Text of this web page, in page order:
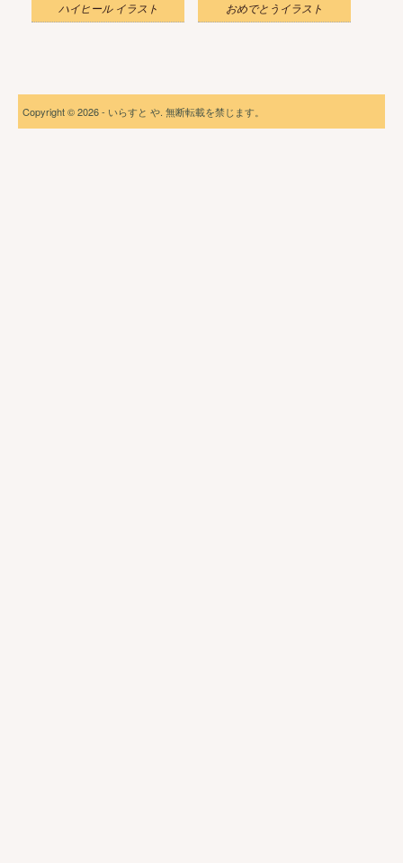
ハイヒール イラスト おめでとうイラスト
Copyright © 2026 - いらすと や. 無断転載を禁じます。